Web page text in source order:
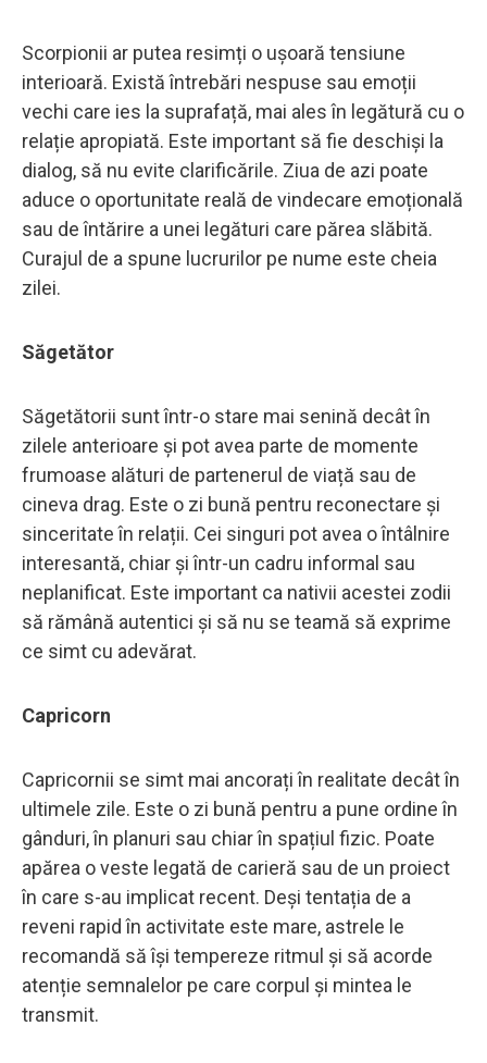
Scorpionii ar putea resimți o ușoară tensiune
interioară. Există întrebări nespuse sau emoții
vechi care ies la suprafață, mai ales în legătură cu o
relație apropiată. Este important să fie deschiși la
dialog, să nu evite clarificările. Ziua de azi poate
aduce o oportunitate reală de vindecare emoțională
sau de întărire a unei legături care părea slăbită.
Curajul de a spune lucrurilor pe nume este cheia
zilei.
Săgetător
Săgetătorii sunt într-o stare mai senină decât în
zilele anterioare și pot avea parte de momente
frumoase alături de partenerul de viață sau de
cineva drag. Este o zi bună pentru reconectare și
sinceritate în relații. Cei singuri pot avea o întâlnire
interesantă, chiar și într-un cadru informal sau
neplanificat. Este important ca nativii acestei zodii
să rămână autentici și să nu se teamă să exprime
ce simt cu adevărat.
Capricorn
Capricornii se simt mai ancorați în realitate decât în
ultimele zile. Este o zi bună pentru a pune ordine în
gânduri, în planuri sau chiar în spațiul fizic. Poate
apărea o veste legată de carieră sau de un proiect
în care s-au implicat recent. Deși tentația de a
reveni rapid în activitate este mare, astrele le
recomandă să își tempereze ritmul și să acorde
atenție semnalelor pe care corpul și mintea le
transmit.